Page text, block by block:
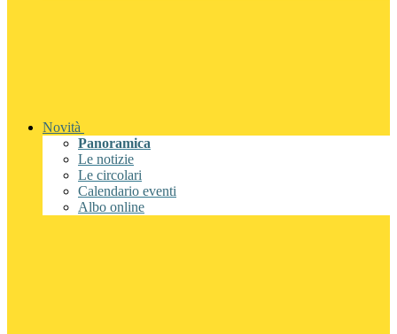
Novità
Panoramica
Le notizie
Le circolari
Calendario eventi
Albo online